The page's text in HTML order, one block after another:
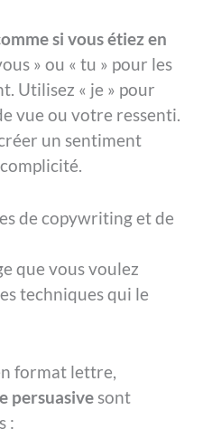
si vous étiez en
» ou « tu » pour les
Utilisez « je » pour
vue ou votre ressenti.
un sentiment
de copywriting et de
que vous voulez
techniques qui le
format lettre,
persuasivesont
: